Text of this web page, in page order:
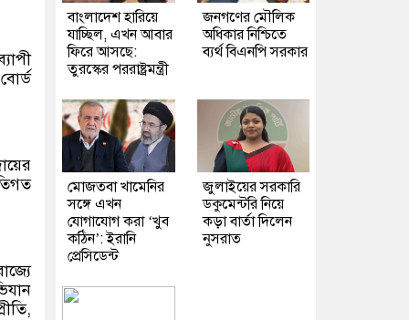
বাংলাদেশ হারিয়ে
যাচ্ছিল, এখন আবার
ফিরে আসছে:
তুরস্কের পররাষ্ট্রমন্ত্রী
জনগণের মৌলিক
অধিকার নিশ্চিতে
ব্যর্থ বিএনপি সরকার
মোজতবা খামেনির
সঙ্গে এখন
যোগাযোগ করা ‘খুব
কঠিন’: ইরানি
প্রেসিডেন্ট
জুলাইয়ের সরকারি
ডকুমেন্টরি নিয়ে
কড়া বার্তা দিলেন
নুসরাত